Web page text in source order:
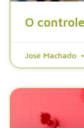
O
José Machado